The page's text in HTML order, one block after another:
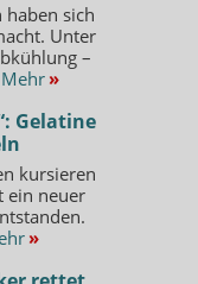
haben sich
Unter
–
Mehr »
Gelatine
kursieren
ein neuer
»